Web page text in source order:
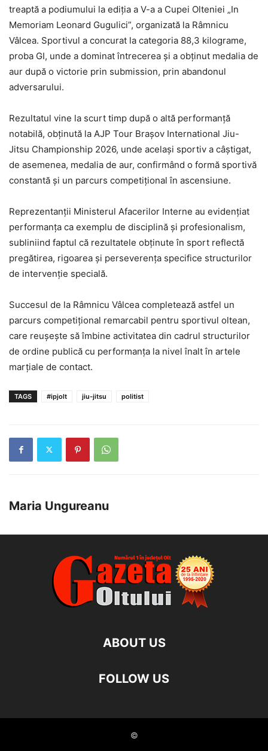
treaptă a podiumului la ediția a V-a a Cupei Olteniei „In
Memoriam Leonard Gugulici”, organizată la Râmnicu
Vâlcea. Sportivul a concurat la categoria 88,3 kilograme,
proba GI, unde a dominat întrecerea și a obținut medalia de
aur după o victorie prin submission, prin abandonul
adversarului.
Rezultatul vine la scurt timp după o altă performanță
notabilă, obținută la AJP Tour Brașov International Jiu-
Jitsu Championship 2026, unde același sportiv a câștigat,
de asemenea, medalia de aur, confirmând o formă sportivă
constantă și un parcurs competițional în ascensiune.
Reprezentanții Ministerul Afacerilor Interne au evidențiat
performanța ca exemplu de disciplină și profesionalism,
subliniind faptul că rezultatele obținute în sport reflectă
pregătirea, rigoarea și perseverența specifice structurilor
de intervenție specială.
Succesul de la Râmnicu Vâlcea completează astfel un
parcurs competițional remarcabil pentru sportivul oltean,
care reușește să îmbine activitatea din cadrul structurilor
de ordine publică cu performanța la nivel înalt în artele
marțiale de contact.
TAGS #ipjolt jiu-jitsu politist
Maria Ungureanu
ABOUT US
FOLLOW US
©